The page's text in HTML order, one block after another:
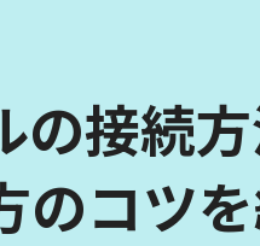
の接続
のコツ